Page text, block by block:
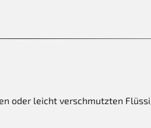
oder leicht verschmutzten